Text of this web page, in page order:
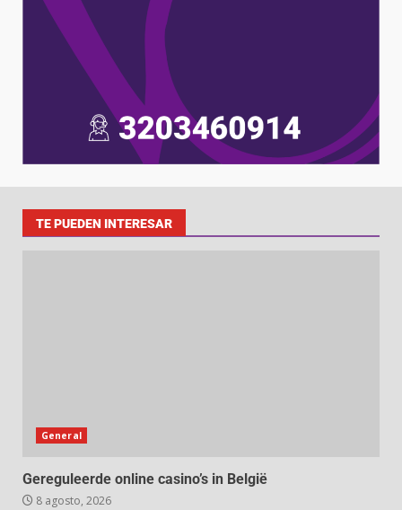
TE PUEDEN INTERESAR
General
Gereguleerde online casino’s in België
8 agosto, 2026